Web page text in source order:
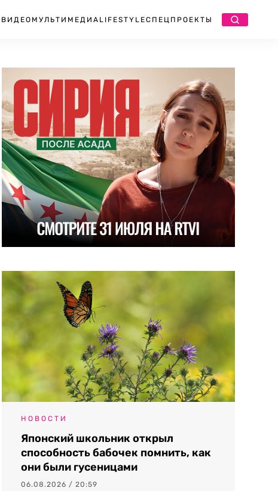
ВИДЕО МУЛЬТИМЕДИА LIFESTYLEСПЕЦПРОЕКТЫ
НОВОСТИ
Японский школьник открыл
способность бабочек помнить, как
они были гусеницами
06.08.2026 / 20:59